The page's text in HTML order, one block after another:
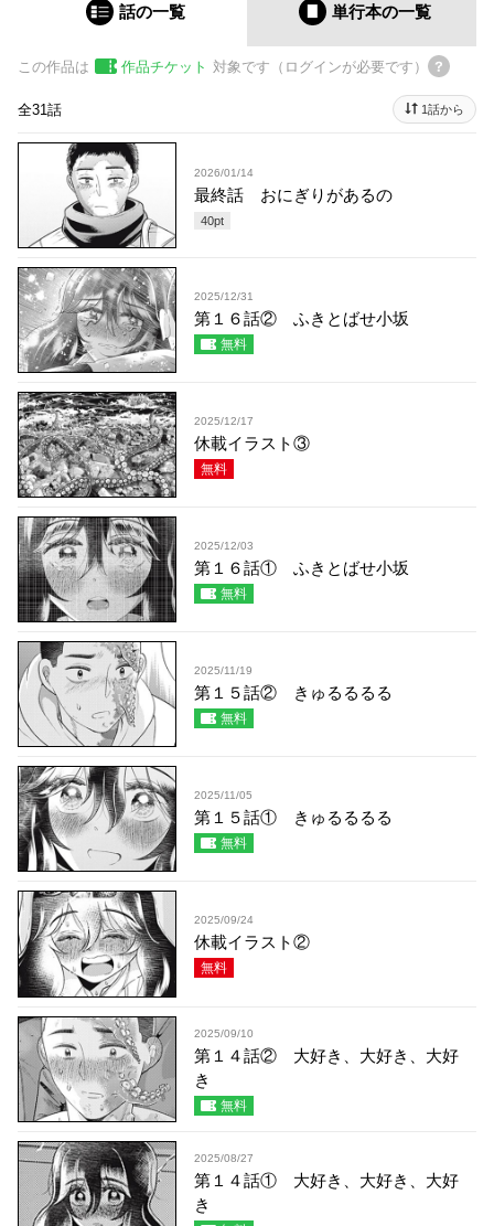
話の一覧 単行本の一覧
この作品は 作品チケット 対象です（ログインが必要です）
全31話 1話から
2026/01/14
最終話 おにぎりがあるの
40pt
2025/12/31
第１６話② ふきとばせ小坂
無料
2025/12/17
休載イラスト③
無料
2025/12/03
第１６話① ふきとばせ小坂
無料
2025/11/19
第１５話② きゅるるるる
無料
2025/11/05
第１５話① きゅるるるる
無料
2025/09/24
休載イラスト②
無料
2025/09/10
第１４話② 大好き、大好き、大好
き
無料
2025/08/27
第１４話① 大好き、大好き、大好
き